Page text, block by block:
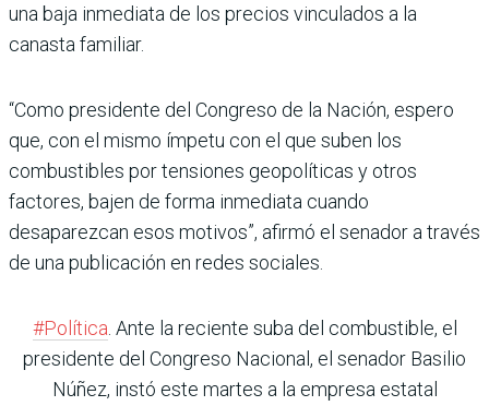
una baja inmediata de los precios vinculados a la
canasta familiar.
“Como presidente del Congreso de la Nación, espero
que, con el mismo ímpetu con el que suben los
combustibles por tensiones geopolíticas y otros
factores, bajen de forma inmediata cuando
desaparezcan esos motivos”, afirmó el senador a través
de una publicación en redes sociales.
#Política . Ante la reciente suba del combustible, el
presidente del Congreso Nacional, el senador Basilio
Núñez, instó este martes a la empresa estatal